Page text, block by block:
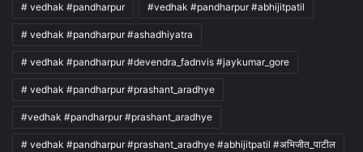
# vedhak #pandharpur #vedhak #pandharpur #abhijitpatil
# vedhak #pandharpur #ashadhiyatra
# vedhak #pandharpur #devendra_fadnvis #jaykumar_gore
# vedhak #pandharpur #prashant_aradhye
#vedhak #pandharpur #prashant_aradhye
# vedhak #pandharpur #prashant_aradhye #abhijitpatil #अभिजीत_पाटील